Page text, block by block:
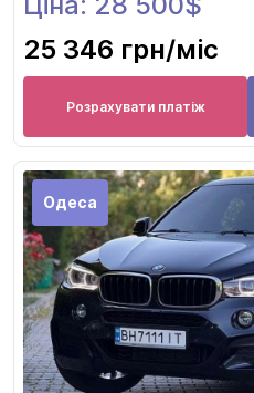
25 346 грн/міс
Розрахувати платіж
Одеса